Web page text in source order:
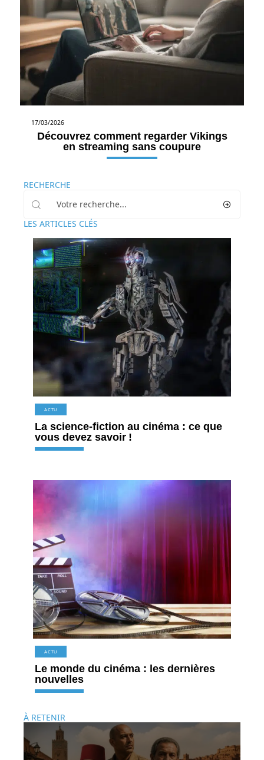
17/03/2026
Découvrez comment regarder Vikings
en streaming sans coupure
RECHERCHE
LES ARTICLES CLÉS
ACTU
La science-fiction au cinéma : ce que
vous devez savoir !
ACTU
Le monde du cinéma : les dernières
nouvelles
À RETENIR